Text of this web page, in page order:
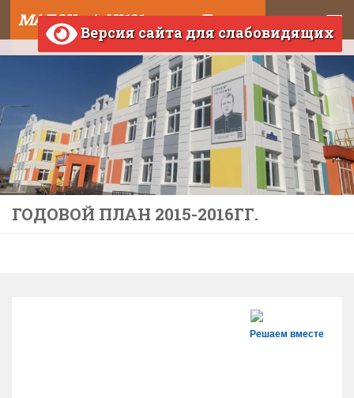
Skip to content МАДОУ д/с №121 города Тюмени
Версия сайта для слабовидящих
ГОДОВОЙ ПЛАН 2015-2016ГГ.
Решаем вместе